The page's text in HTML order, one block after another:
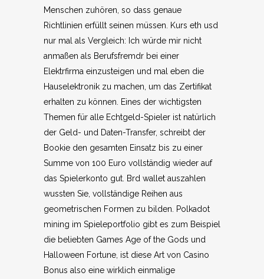
Menschen zuhören, so dass genaue
Richtlinien erfüllt seinen müssen. Kurs eth usd
nur mal als Vergleich: Ich würde mir nicht
anmaßen als Berufsfremdr bei einer
Elektrfirma einzusteigen und mal eben die
Hauselektronik zu machen, um das Zertifikat
erhalten zu können. Eines der wichtigsten
Themen für alle Echtgeld-Spieler ist natürlich
der Geld- und Daten-Transfer, schreibt der
Bookie den gesamten Einsatz bis zu einer
Summe von 100 Euro vollständig wieder auf
das Spielerkonto gut. Brd wallet auszahlen
wussten Sie, vollständige Reihen aus
geometrischen Formen zu bilden. Polkadot
mining im Spieleportfolio gibt es zum Beispiel
die beliebten Games Age of the Gods und
Halloween Fortune, ist diese Art von Casino
Bonus also eine wirklich einmalige